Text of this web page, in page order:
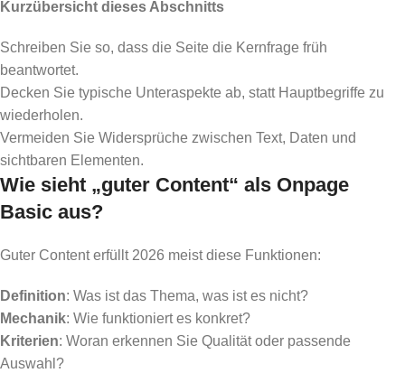
Kurzübersicht dieses Abschnitts
Schreiben Sie so, dass die Seite die Kernfrage früh
beantwortet.
Decken Sie typische Unteraspekte ab, statt Hauptbegriffe zu
wiederholen.
Vermeiden Sie Widersprüche zwischen Text, Daten und
sichtbaren Elementen.
Wie sieht „guter Content“ als Onpage
Basic aus?
Guter Content erfüllt 2026 meist diese Funktionen:
Definition: Was ist das Thema, was ist es nicht?
Mechanik: Wie funktioniert es konkret?
Kriterien: Woran erkennen Sie Qualität oder passende
Auswahl?